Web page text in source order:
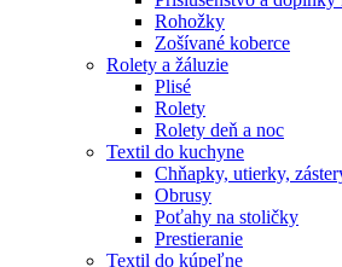
Rohožky
Zošívané koberce
Rolety a žáluzie
Plisé
Rolety
Rolety deň a noc
Textil do kuchyne
Chňapky, utierky,
Obrusy
Poťahy na stoličky
Prestieranie
Textil do kúpeľne